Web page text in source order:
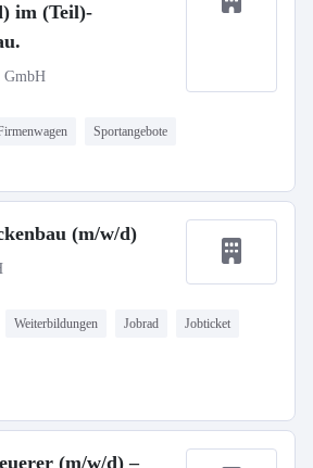
im (Teil)-
GmbH
Sportangebote
(m/w/d)
Weiterbildungen Jobrad Jobticket
(m/w/d) –